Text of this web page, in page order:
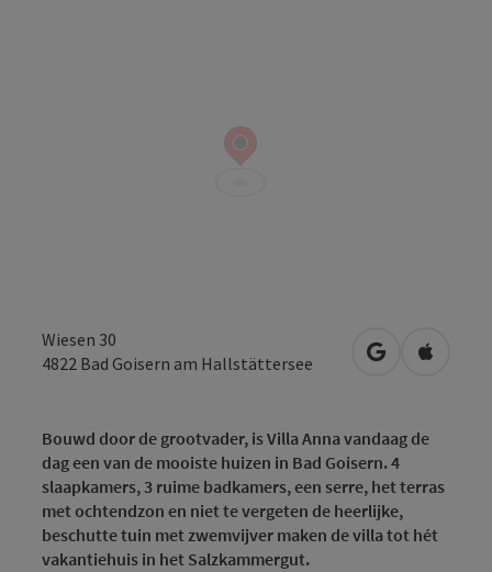
Wiesen 30
4822 Bad Goisern am Hallstättersee Openen in
Bouwd door de grootvader, is Villa Anna vandaag de
dag een van de mooiste huizen in Bad Goisern. 4
slaapkamers, 3 ruime badkamers, een serre, het terras
met ochtendzon en niet te vergeten de heerlijke,
beschutte tuin met zwemvijver maken de villa tot hét
vakantiehuis in het Salzkammergut.